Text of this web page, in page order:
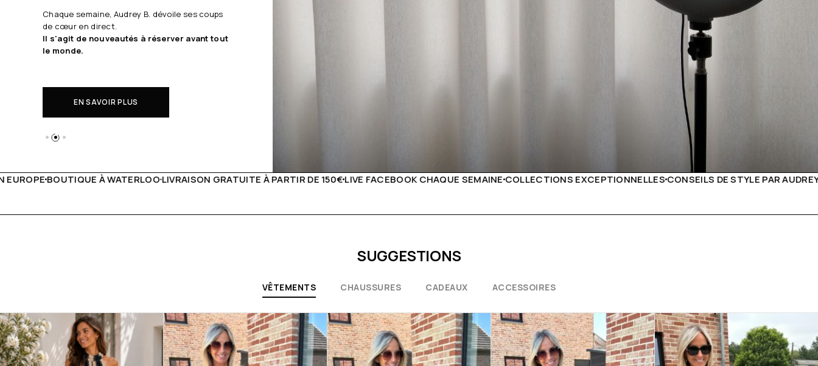
Chaque semaine, Audrey B. dévoile ses coups
de cœur en direct.
Il s'agit de nouveautés à réserver avant tout
le monde.
EN SAVOIR PLUS
GRATUITE À PARTIR DE 150€LIVE FACEBOOK CHAQUE SEMAINECOLLECTIONS EXCEPTIONNELLESCONSEILS DE STYLE PAR AUDREY B LIVRAISON PARTOUT EN
SUGGESTIONS
VÊTEMENTS CHAUSSURES CADEAUX ACCESSOIRES